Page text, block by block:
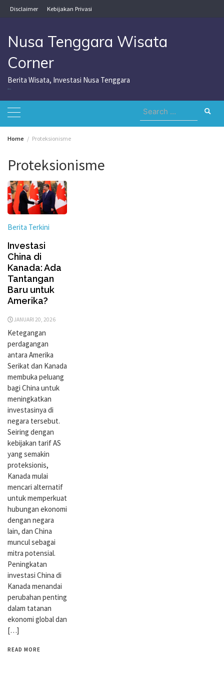
Skip
to
Disclaimer Kebijakan Privasi
Nusa Tenggara Wisata
Corner
Berita Wisata, Investasi Nusa Tenggara
Search
for:
Home Proteksionisme
Proteksionisme
Berita Terkini
Investasi
China di
Kanada: Ada
Tantangan
Baru untuk
Amerika?
JANUARI 20, 2026
Ketegangan
perdagangan
antara Amerika
Serikat dan Kanada
membuka peluang
bagi China untuk
meningkatkan
investasinya di
negara tersebut.
Seiring dengan
kebijakan tarif AS
yang semakin
proteksionis,
Kanada mulai
mencari alternatif
untuk memperkuat
hubungan ekonomi
dengan negara
lain, dan China
muncul sebagai
mitra potensial.
Peningkatan
investasi China di
Kanada menandai
perubahan penting
dalam tatanan
ekonomi global dan
[…]
READ MORE